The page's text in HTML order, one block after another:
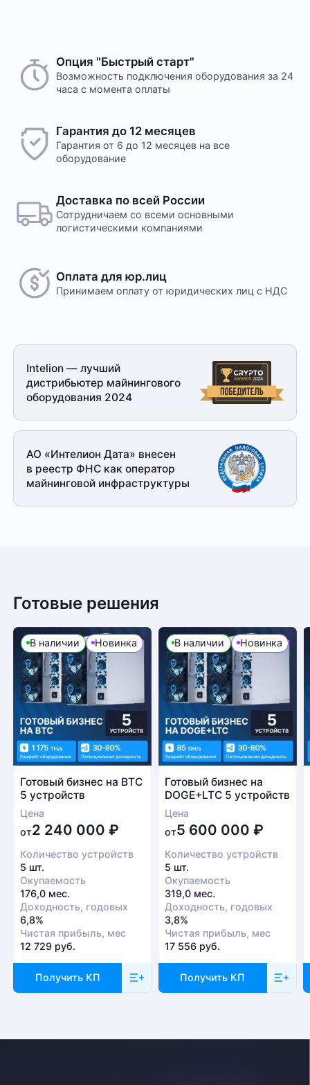
Опция "Быстрый старт"
Возможность подключения оборудования за 24
часа с момента оплаты
Гарантия до 12 месяцев
Гарантия от 6 до 12 месяцев на все
оборудование
Доставка по всей России
Сотрудничаем со всеми основными
логистическими компаниями
Оплата для юр.лиц
Принимаем оплату от юридических лиц с НДС
Intelion — лучший
дистрибьютер майнингового
оборудования 2024
АО «Интелион Дата» внесен
в реестр ФНС как оператор
майнинговой инфраструктуры
Готовые решения
В наличии Новинка
Готовый бизнес на BTC
5 устройств
Цена
от2 240 000 ₽
Количество устройств
5 шт.
Окупаемость
176,0 мес.
Доходность, годовых
6,8%
Чистая прибыль, мес
12 729 руб.
Получить КП
В наличии Новинка
Готовый бизнес на
DOGE+LTC 5 устройств
Цена
от5 600 000₽
Количество устройств
5 шт.
Окупаемость
319,0 мес.
Доходность, годовых
3,8%
Чистая прибыль, мес
17 556 руб.
Получить КП